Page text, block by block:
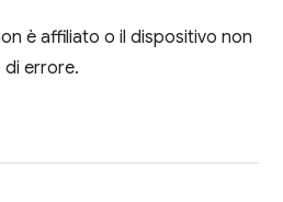
è affiliato o il dispositivo non
errore.